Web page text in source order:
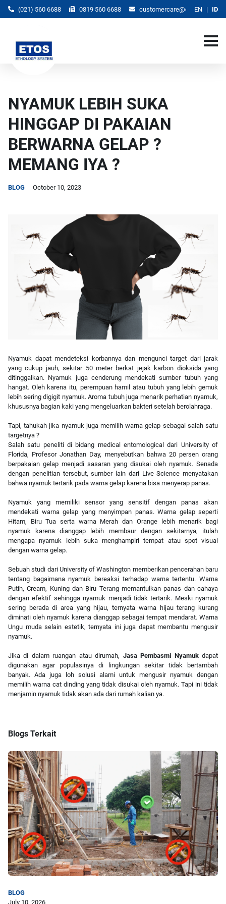
(021) 560 6688 0819 560 6688 customercare@etos.co.id
EN ID
NYAMUK LEBIH SUKA
HINGGAP DI PAKAIAN
BERWARNA GELAP ?
MEMANG IYA ?
BLOG October 10, 2023
Nyamuk dapat mendeteksi korbannya dan mengunci target dari jarak
yang cukup jauh, sekitar 50 meter berkat jejak karbon dioksida yang
ditinggalkan. Nyamuk juga cenderung mendekati sumber tubuh yang
hangat. Oleh karena itu, perempuan hamil atau tubuh yang lebih gemuk
lebih sering digigit nyamuk. Aroma tubuh juga menarik perhatian nyamuk,
khususnya bagian kaki yang mengeluarkan bakteri setelah berolahraga.
Tapi, tahukah jika nyamuk juga memilih warna gelap sebagai salah satu
targetnya ?
Salah satu peneliti di bidang medical entomological dari University of
Florida, Profesor Jonathan Day, menyebutkan bahwa 20 persen orang
berpakaian gelap menjadi sasaran yang disukai oleh nyamuk. Senada
dengan penelitian tersebut, sumber lain dari Live Science menyatakan
bahwa nyamuk tertarik pada warna gelap karena bisa menyerap panas.
Nyamuk yang memiliki sensor yang sensitif dengan panas akan
mendekati warna gelap yang menyimpan panas. Warna gelap seperti
Hitam, Biru Tua serta warna Merah dan Orange lebih menarik bagi
nyamuk karena dianggap lebih membaur dengan sekitarnya, itulah
mengapa nyamuk lebih suka menghampiri tempat atau spot visual
dengan warna gelap.
Sebuah studi dari University of Washington memberikan pencerahan baru
tentang bagaimana nyamuk bereaksi terhadap warna tertentu. Warna
Putih, Cream, Kuning dan Biru Terang memantulkan panas dan cahaya
dengan efektif sehingga nyamuk menjadi tidak tertarik. Meski nyamuk
sering berada di area yang hijau, ternyata warna hijau terang kurang
diminati oleh nyamuk karena dianggap sebagai tempat mendarat. Warna
Ungu muda selain estetik, ternyata ini juga dapat membantu mengusir
nyamuk.
Jika di dalam ruangan atau dirumah, Jasa Pembasmi Nyamukdapat
digunakan agar populasinya di lingkungan sekitar tidak bertambah
banyak. Ada juga loh solusi alami untuk mengusir nyamuk dengan
memilih warna cat dinding yang tidak disukai oleh nyamuk. Tapi ini tidak
menjamin nyamuk tidak akan ada dari rumah kalian ya.
Blogs Terkait
BLOG
July 10, 2026